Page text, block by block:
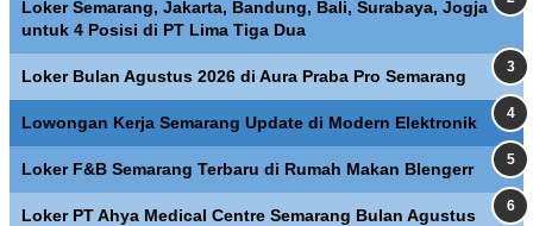
Loker Semarang, Jakarta, Bandung, Bali, Surabaya, Jogja
untuk 4 Posisi di PT Lima Tiga Dua
Loker Bulan Agustus 2026 di Aura Praba Pro Semarang
Lowongan Kerja Semarang Update di Modern Elektronik
Loker F&B Semarang Terbaru di Rumah Makan Blengerr
Loker PT Ahya Medical Centre Semarang Bulan Agustus